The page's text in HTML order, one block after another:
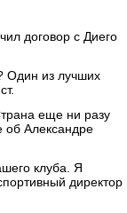
договор с Диего
Один из лучших
еще ни разу
об Александре
клуба. Я
директор